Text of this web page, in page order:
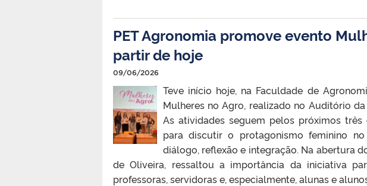
PET Agronomia promove evento
partir de hoje
09/06/2026
Teve início hoje, na Faculdade de
Mulheres no Agro, realizado no Auditório
As atividades seguem pelos próximos
para discutir o protagonismo feminino
diálogo, reflexão e integração. Na abertura
de Oliveira, ressaltou a importância da iniciativa
professoras, servidoras e, especialmente, alunas e